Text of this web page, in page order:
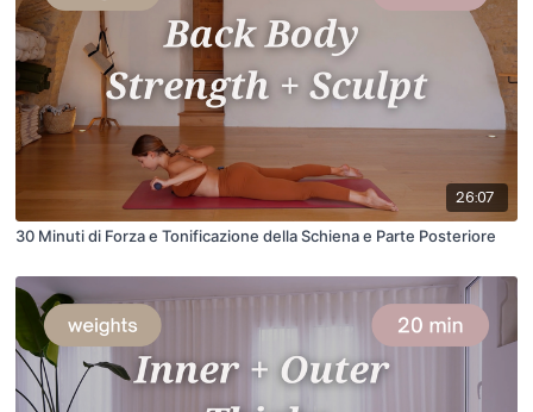
26:07
30 Minuti di Forza e Tonificazione della Schiena e Parte Posteriore